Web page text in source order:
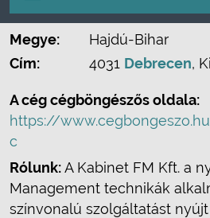
Megye:
Hajdú-Bihar
Cím:
4031 Debrecen,
A cég cégböngészős oldala:
https://
c
Rólunk:A Kabinet FM Kft. a
Management technikák
színvonalú szolgáltatást nyújt